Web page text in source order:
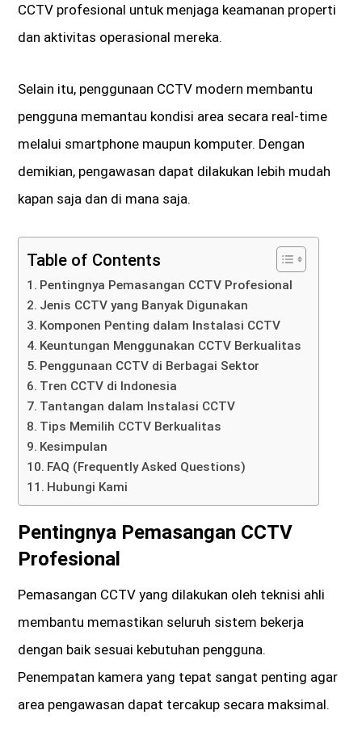
CCTV profesional untuk menjaga keamanan properti
dan aktivitas operasional mereka.
Selain itu, penggunaan CCTV modern membantu
pengguna memantau kondisi area secara real-time
melalui smartphone maupun komputer. Dengan
demikian, pengawasan dapat dilakukan lebih mudah
kapan saja dan di mana saja.
Table of Contents
Pentingnya Pemasangan CCTV Profesional
Jenis CCTV yang Banyak Digunakan
Komponen Penting dalam Instalasi CCTV
Keuntungan Menggunakan CCTV Berkualitas
Penggunaan CCTV di Berbagai Sektor
Tren CCTV di Indonesia
Tantangan dalam Instalasi CCTV
Tips Memilih CCTV Berkualitas
Kesimpulan
FAQ (Frequently Asked Questions)
Hubungi Kami
Pentingnya Pemasangan CCTV
Profesional
Pemasangan CCTV yang dilakukan oleh teknisi ahli
membantu memastikan seluruh sistem bekerja
dengan baik sesuai kebutuhan pengguna.
Penempatan kamera yang tepat sangat penting agar
area pengawasan dapat tercakup secara maksimal.